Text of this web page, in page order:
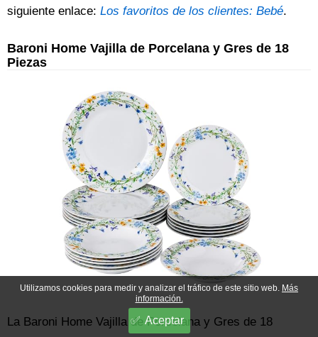
siguiente enlace: Los favoritos de los clientes: Bebé.
Baroni Home Vajilla de Porcelana y Gres de 18
Piezas
La Baroni Home Vajilla de Porcelana y Gres de 18
Utilizamos cookies para medir y analizar el tráfico de este sitio web. Más
información.
Aceptar